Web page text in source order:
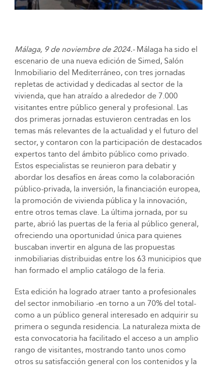
Málaga, 9 de noviembre de 2024.- Málaga ha sido el
escenario de una nueva edición de Simed, Salón
Inmobiliario del Mediterráneo, con tres jornadas
repletas de actividad y dedicadas al sector de la
vivienda, que han atraído a alrededor de 7.000
visitantes entre público general y profesional. Las
dos primeras jornadas estuvieron centradas en los
temas más relevantes de la actualidad y el futuro del
sector, y contaron con la participación de destacados
expertos tanto del ámbito público como privado.
Estos especialistas se reunieron para debatir y
abordar los desafíos en áreas como la colaboración
público-privada, la inversión, la financiación europea,
la promoción de vivienda pública y la innovación,
entre otros temas clave. La última jornada, por su
parte, abrió las puertas de la feria al público general,
ofreciendo una oportunidad única para quienes
buscaban invertir en alguna de las propuestas
inmobiliarias distribuidas entre los 63 municipios que
han formado el amplio catálogo de la feria.
Esta edición ha logrado atraer tanto a profesionales
del sector inmobiliario -en torno a un 70% del total-
como a un público general interesado en adquirir su
primera o segunda residencia. La naturaleza mixta de
esta convocatoria ha facilitado el acceso a un amplio
rango de visitantes, mostrando tanto unos como
otros su satisfacción general con los contenidos y la